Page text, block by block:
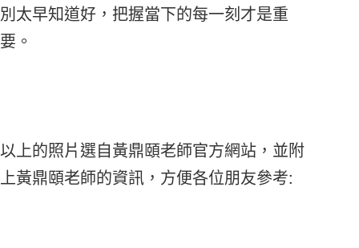
別太早知道好，把握當下的每一刻才是重
要。
以上的照片選自黃鼎頤老師官方網站，並附
上黃鼎頤老師的資訊，方便各位朋友參考: